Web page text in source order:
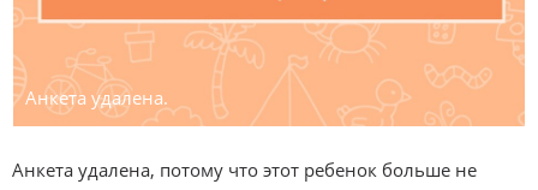
Анкета удалена.
Анкета удалена, потому что этот ребенок больше не